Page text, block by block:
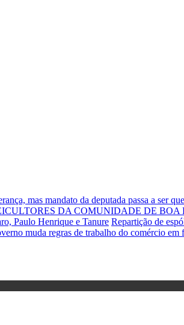
mas mandato da deputada passa a ser
DA COMUNIDADE DE BOA
Paulo Henrique e Tanure Repartição de
muda regras de trabalho do comércio em